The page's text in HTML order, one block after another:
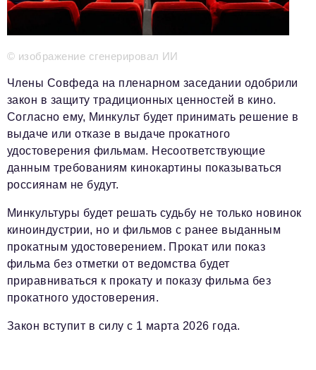
Отдел распространения/редакционная подписка
podpiska@business-magazine.online
Отдел по работе с партнерами
partner@business-magazine.online
© изображение сгенерировал ИИ
Члены Совфеда на пленарном заседании одобрили
закон в защиту традиционных ценностей в кино.
Согласно ему, Минкульт будет принимать решение в
выдаче или отказе в выдаче прокатного
удостоверения фильмам. Несоответствующие
данным требованиям кинокартины показываться
россиянам не будут.
Минкультуры будет решать судьбу не только новинок
киноиндустрии, но и фильмов с ранее выданным
прокатным удостоверением. Прокат или показ
фильма без отметки от ведомства будет
приравниваться к прокату и показу фильма без
прокатного удостоверения.
Закон вступит в силу с 1 марта 2026 года.